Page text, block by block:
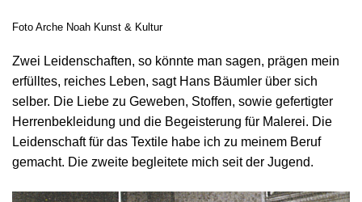
Foto Arche Noah Kunst & Kultur
Zwei Leidenschaften, so könnte man sagen, prägen mein
erfülltes, reiches Leben, sagt Hans Bäumler über sich
selber. Die Liebe zu Geweben, Stoffen, sowie gefertigter
Herrenbekleidung und die Begeisterung für Malerei. Die
Leidenschaft für das Textile habe ich zu meinem Beruf
gemacht. Die zweite begleitete mich seit der Jugend.